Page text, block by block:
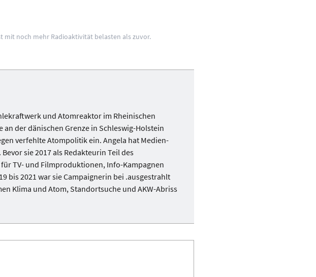
mit noch mehr Radioaktivität belasten als zuvor.
und Atomreaktor im Rheinischen
an der dänischen Grenze in Schleswig-Holstein
verfehlte Atompolitik ein. Angela hat Medien-
sie 2017 als Redakteurin Teil des
TV- und Filmproduktionen, Info-Kampagnen
bis 2021 war sie Campaignerin bei .ausgestrahlt
Klima und Atom, Standortsuche und AKW-Abriss